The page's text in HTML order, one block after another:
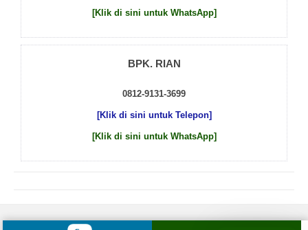
[Klik di sini untuk WhatsApp]
BPK. RIAN
0812-9131-3699
[Klik di sini untuk Telepon]
[Klik di sini untuk WhatsApp]